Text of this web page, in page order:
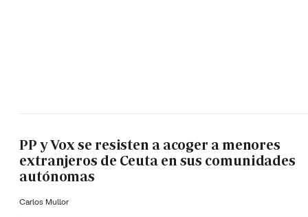
PP y Vox se resisten a acoger a menores
extranjeros de Ceuta en sus comunidades
autónomas
Carlos Mullor